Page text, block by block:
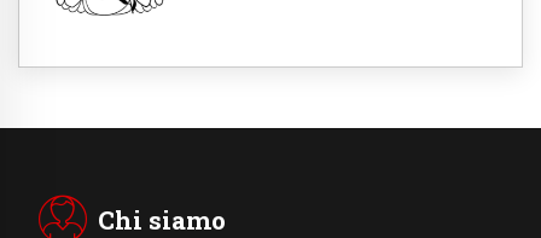
Medio Oriente
Chi siamo